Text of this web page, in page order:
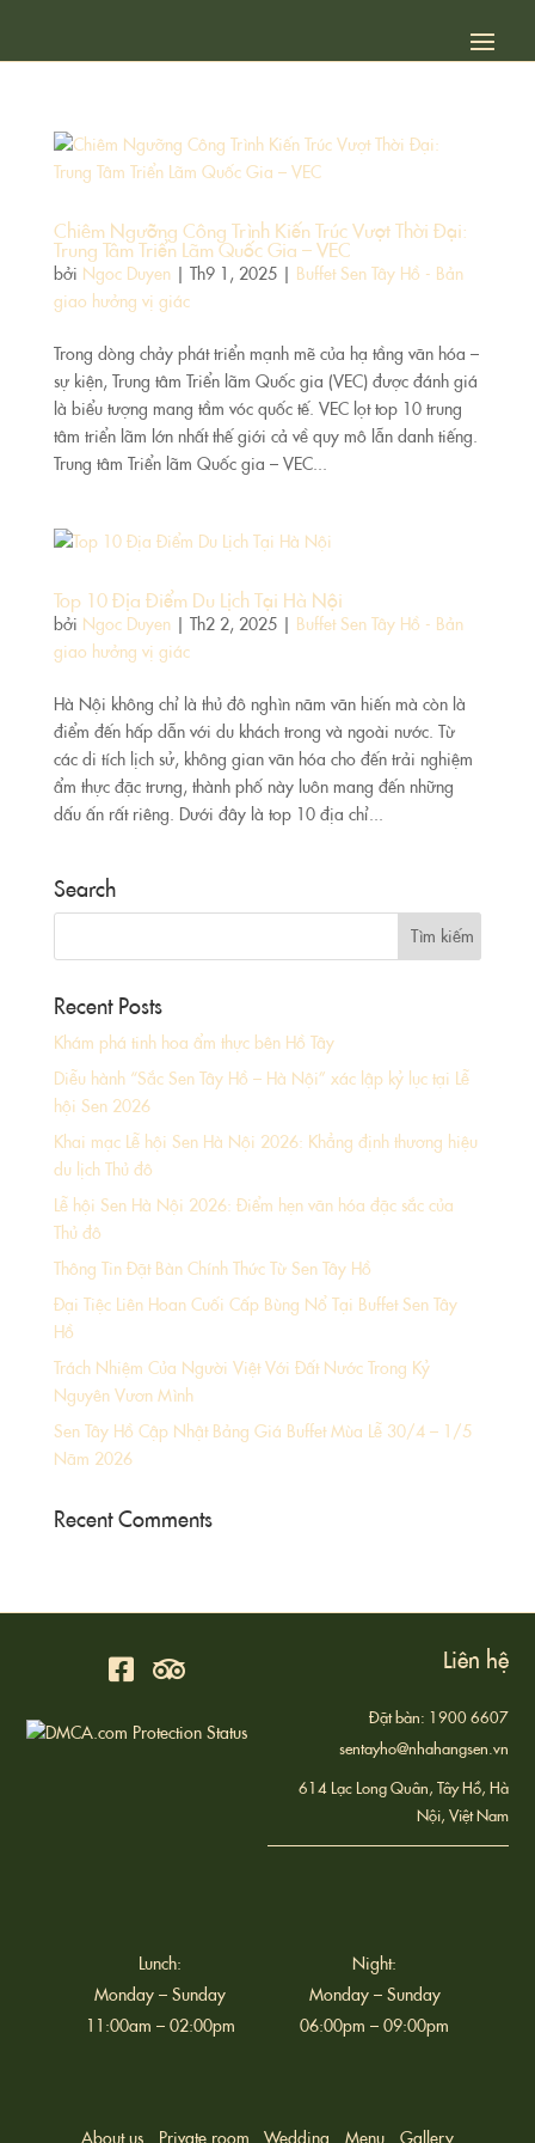
Chiêm Ngưỡng Công Trình Kiến Trúc Vượt Thời Đại:
Trung Tâm Triển Lãm Quốc Gia – VEC
bởi Ngoc Duyen| Th9 1, 2025| Buffet Sen Tây Hồ - Bản
giao hưởng vị giác
Trong dòng chảy phát triển mạnh mẽ của hạ tầng văn hóa –
sự kiện, Trung tâm Triển lãm Quốc gia (VEC) được đánh giá
là biểu tượng mang tầm vóc quốc tế. VEC lọt top 10 trung
tâm triển lãm lớn nhất thế giới cả về quy mô lẫn danh tiếng.
Trung tâm Triển lãm Quốc gia – VEC...
Top 10 Địa Điểm Du Lịch Tại Hà Nội
bởi Ngoc Duyen| Th2 2, 2025| Buffet Sen Tây Hồ - Bản
giao hưởng vị giác
Hà Nội không chỉ là thủ đô nghìn năm văn hiến mà còn là
điểm đến hấp dẫn với du khách trong và ngoài nước. Từ
các di tích lịch sử, không gian văn hóa cho đến trải nghiệm
ẩm thực đặc trưng, thành phố này luôn mang đến những
dấu ấn rất riêng. Dưới đây là top 10 địa chỉ...
Search
Recent Posts
Khám phá tinh hoa ẩm thực bên Hồ Tây
Diễu hành “Sắc Sen Tây Hồ – Hà Nội” xác lập kỷ lục tại Lễ
hội Sen 2026
Khai mạc Lễ hội Sen Hà Nội 2026: Khẳng định thương hiệu
du lịch Thủ đô
Lễ hội Sen Hà Nội 2026: Điểm hẹn văn hóa đặc sắc của
Thủ đô
Thông Tin Đặt Bàn Chính Thức Từ Sen Tây Hồ
Đại Tiệc Liên Hoan Cuối Cấp Bùng Nổ Tại Buffet Sen Tây
Hồ
Trách Nhiệm Của Người Việt Với Đất Nước Trong Kỷ
Nguyên Vươn Mình
Sen Tây Hồ Cập Nhật Bảng Giá Buffet Mùa Lễ 30/4 – 1/5
Năm 2026
Recent Comments
Liên hệ
Đặt bàn: 1900 6607
sentayho@nhahangsen.vn
614 Lạc Long Quân, Tây Hồ, Hà
Nội, Việt Nam
Lunch:
Monday – Sunday
11:00am – 02:00pm
Night:
Monday – Sunday
06:00pm – 09:00pm
About us Private room Wedding Menu Gallery